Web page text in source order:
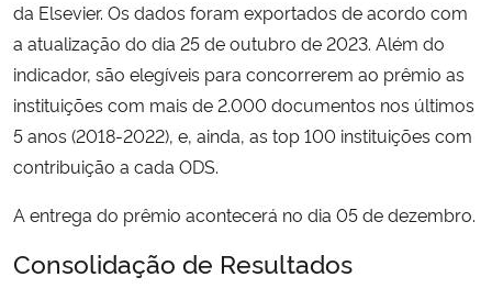
da Elsevier. Os dados foram exportados de acordo com
a atualização do dia 25 de outubro de 2023. Além do
indicador, são elegíveis para concorrerem ao prêmio as
instituições com mais de 2.000 documentos nos últimos
5 anos (2018-2022), e, ainda, as top 100 instituições com
contribuição a cada ODS.
A entrega do prêmio acontecerá no dia 05 de dezembro.
Consolidação de Resultados